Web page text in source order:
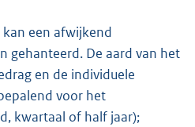
een afwijkend
gehanteerd. De aard van het
en de individuele
voor het
kwartaal of half jaar);